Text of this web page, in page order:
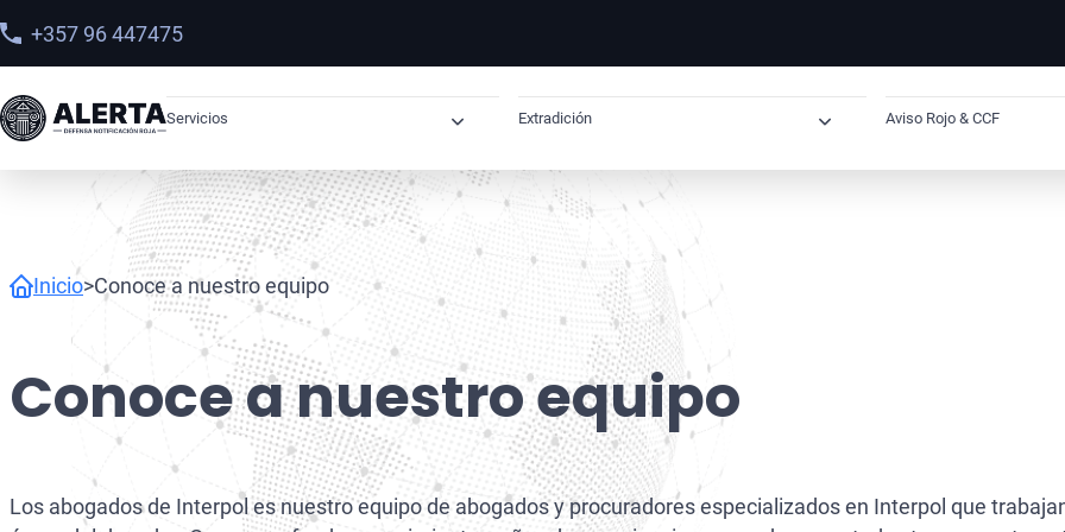
+357 96 447475
Servicios
Órdenes de Arresto
Derechos Humanos
Sanciones
Abogados OFAC
Sanciones OFAC en Latinoamérica
Recuperación de Activos
Narcotráfico
Lavado de Dinero
Extradición
Extradición Internacional
Extradición desde España
Extradición España–Reino Unido
Extradición España–Estados Unidos
Extradición España–México
Extradición España–Brasil
Extradición España–Dubai
Extradición Cuba–España
Aviso Rojo & CCF
Cómo saber si
Inicio>Conoce a nuestro equipo
Conoce a nuestro equipo
Los abogados de Interpol es nuestro equipo de abogados y procuradores especializados en Interpol que